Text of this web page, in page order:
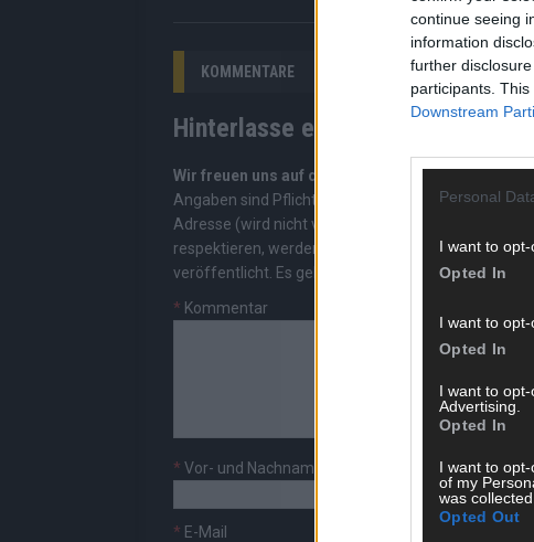
continue seeing
information
further
participants.
Downstream
Personal
I want to
Opted In
I want to
Opted In
I want to
Advertising.
Opted In
I want to
of my
was collected.
Opted Out
KOMMENTARE
Hinterlasse einen Kommentar
Wir freuen uns auf deinen Beitrag!
Angaben sind Pflichtfelder. Bitte nutze deinen
Adresse (wird nicht veröffentlicht). Wir prüfen
respektieren, werden freigeschaltet; Hassrede,
veröffentlicht. Es gelten unsere
* Kommentar
* Vor- und Nachname
* E-Mail